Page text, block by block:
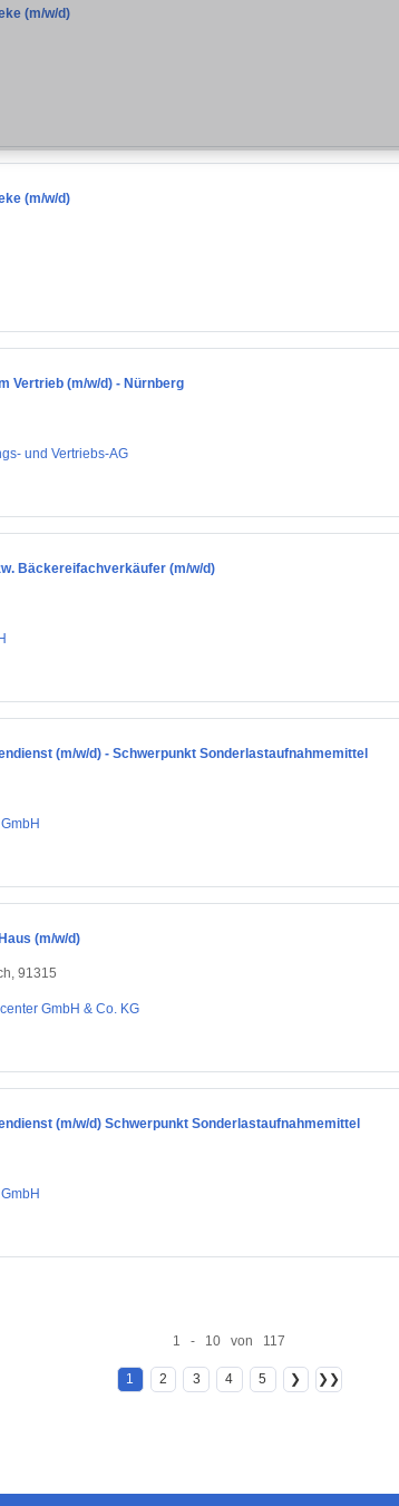
(m/w/d)
(m/w/d)
Vertrieb (m/w/d) - Nürnberg
und Vertriebs-AG
Bäckereifachverkäufer (m/w/d)
(m/w/d) - Schwerpunkt Sonderlastaufnahmemittel
(m/w/d)
91315
GmbH & Co. KG
(m/w/d) Schwerpunkt Sonderlastaufnahmemittel
1 - 10 von 117
1 2 3 4 5 ❯ ❯❯